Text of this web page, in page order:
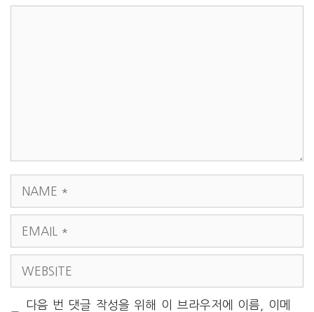
NAME
EMAIL
WEBSITE
다음 번 댓글 작성을 위해 이 브라우저에 이름, 이메